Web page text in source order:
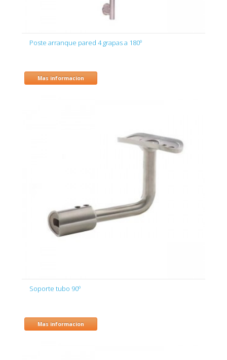
Poste arranque pared 4 grapas a 180º
Mas informacion
Soporte tubo 90º
Mas informacion